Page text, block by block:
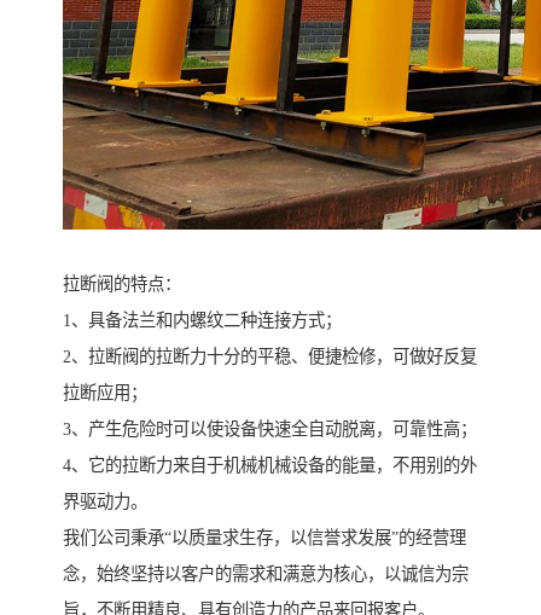
拉断阀的特点：
1、具备法兰和内螺纹二种连接方式；
2、拉断阀的拉断力十分的平稳、便捷检修，可做好反复
拉断应用；
3、产生危险时可以使设备快速全自动脱离，可靠性高；
4、它的拉断力来自于机械机械设备的能量，不用别的外
界驱动力。
我们公司秉承“以质量求生存，以信誉求发展”的经营理
念，始终坚持以客户的需求和满意为核心，以诚信为宗
旨，不断用精良、具有创造力的产品来回报客户。